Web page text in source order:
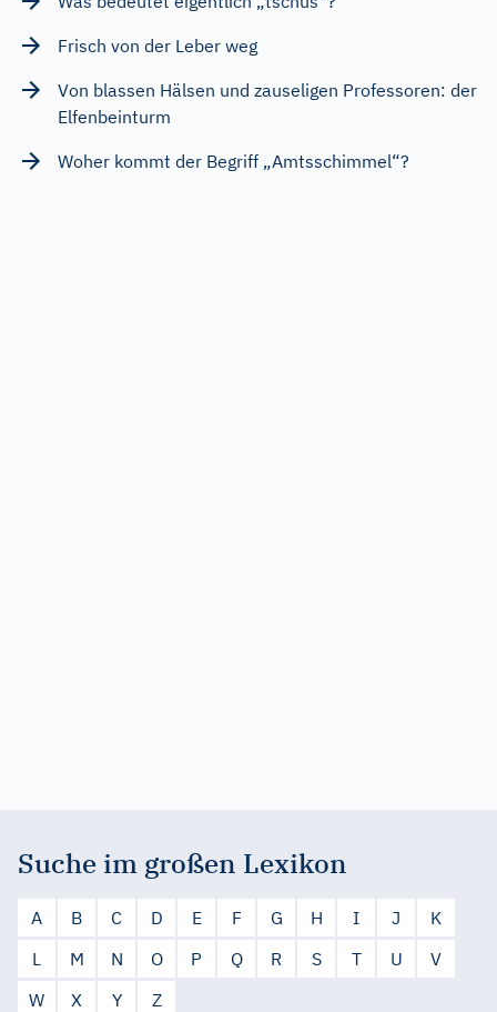
Frisch von der Leber weg
Von blassen Hälsen und zauseligen Professoren: der
Elfenbeinturm
Woher kommt der Begriff „Amtsschimmel“?
Suche im großen Lexikon
A B C D E F G H I J
K
L
M N O P Q R S T U
V
W
X Y Z